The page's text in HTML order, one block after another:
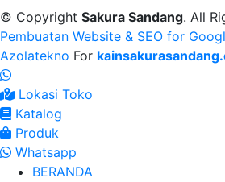
© Copyright Sakura Sandang. All
Pembuatan Website & SEO for
Azolatekno For
Lokasi Toko
Katalog
Produk
Whatsapp
BERANDA